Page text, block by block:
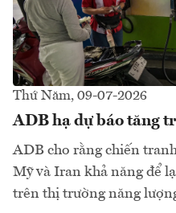
Thứ Năm, 09-07-2026
ADB hạ dự báo tăng
ADB cho rằng chiến
Mỹ và Iran khả năng để
trên thị trường năng